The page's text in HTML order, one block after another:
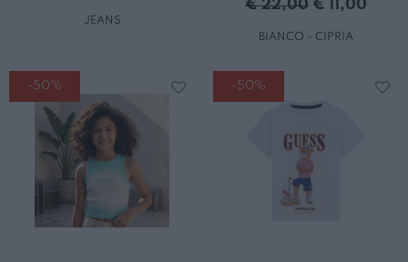
JEANS
€ 22,00 € 11,00
BIANCO - CIPRIA
-50% -50%